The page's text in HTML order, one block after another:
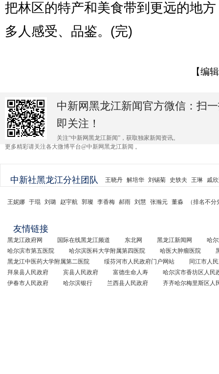
把林区的特产和美食带到更远的地
多人感受、品鉴。(完)
【编
中新网黑龙江新闻官方微信：扫
即关注！
关注“中新网黑龙江新闻”，获取独家新闻资讯。
更多精彩请关注各大微博平台@中新网黑龙江新闻 。
中新社黑龙江分社团队 王晓丹 解培华 刘锡菊 史轶夫 王琳 戚
王妮娜 于琨 刘璐 赵宇航 郭璨 李香梅 郝雨 刘慧 张瀚元 董淼 （排名不
友情链接
黑龙江政府网 国际在线黑龙江频道 东北网 黑龙江新闻网
哈
哈尔滨市第五医院
哈尔滨医科大学附属第四医院 哈医大肿瘤医院
黑龙江中医药大学附属第二医院
绥芬河市人民政府门户网站
同江市人
拜泉县人民政府
宾县人民政府 富德生命人寿
哈尔滨市香坊区人民
伊春市人民政府
哈尔滨银行 兰西县人民政府 齐齐哈尔梅里斯区人